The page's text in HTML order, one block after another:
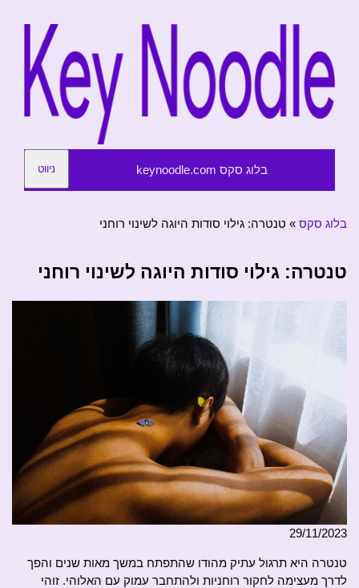
בלוג סקס keynoodle.com ניווט
בלוג סקס » טנטרה: גילוי סודות היוגה לשינוי רוחני
טנטרה: גילוי סודות היוגה לשינוי רוחני
29/11/2023
טנטרה היא תרגול עתיק מהודו שהתפתח במשך מאות שנים והפך
לדרך מעצימה לחקור רוחניות ולהתחבר עמוק עם האלוהי. זוהי